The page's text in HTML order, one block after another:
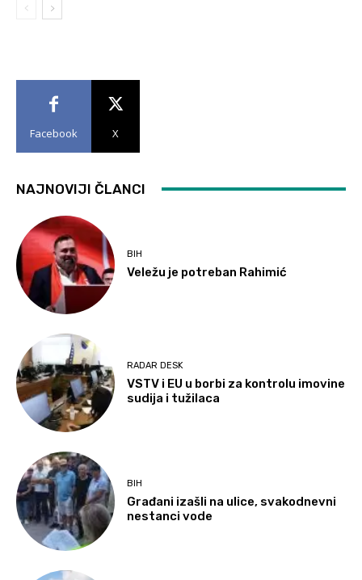
Facebook X
NAJNOVIJI ČLANCI
BIH
Veležu je potreban Rahimić
RADAR DESK
VSTV i EU u borbi za kontrolu imovine
sudija i tužilaca
BIH
Građani izašli na ulice, svakodnevni
nestanci vode